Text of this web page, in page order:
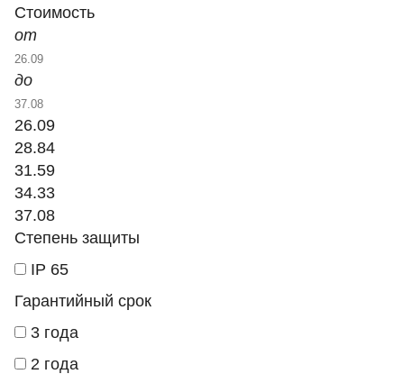
Стоимость
от
до
26.09
28.84
31.59
34.33
37.08
Степень защиты
IP 65
Гарантийный срок
3 года
2 года